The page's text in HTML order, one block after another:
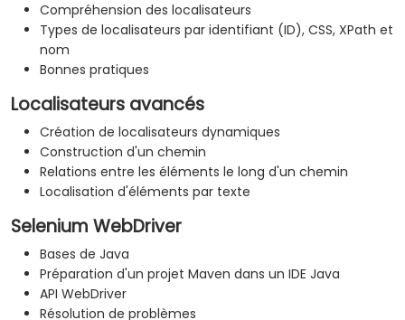
Compréhension des localisateurs
Types de localisateurs par identifiant (ID), CSS, XPath et
nom
Bonnes pratiques
Localisateurs avancés
Création de localisateurs dynamiques
Construction d'un chemin
Relations entre les éléments le long d'un chemin
Localisation d'éléments par texte
Selenium WebDriver
Bases de Java
Préparation d'un projet Maven dans un IDE Java
API WebDriver
Résolution de problèmes